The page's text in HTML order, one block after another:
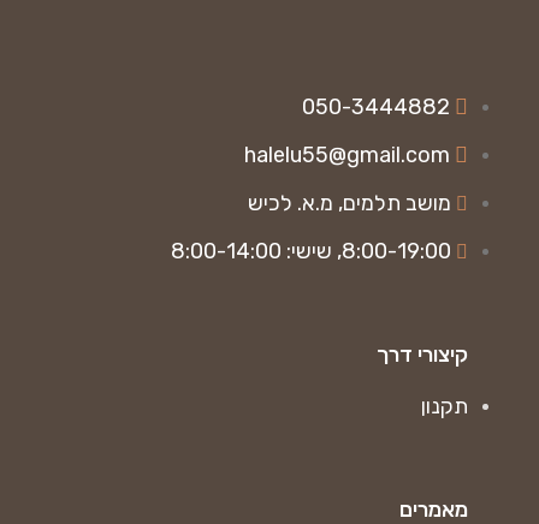
050-3444882
halelu55@gmail.com
מושב תלמים, מ.א. לכיש
8:00-19:00, שישי: 8:00-14:00
קיצורי דרך
תקנון
מאמרים